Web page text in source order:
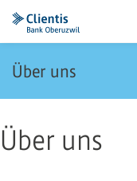
Über uns
Über uns